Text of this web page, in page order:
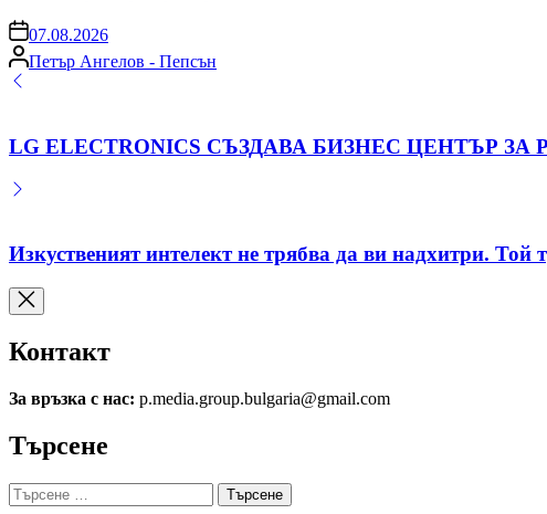
on07.08.2026
Posted
by
Петър Ангелов - Пепсън
LG ELECTRONICS СЪЗДАВА БИЗНЕС ЦЕНТЪР
Изкуственият интелект не трябва да ви надхитри. Той
Контакт
За връзка с нас: p.media.group.bulgaria@gmail.com
Търсене
Търсене